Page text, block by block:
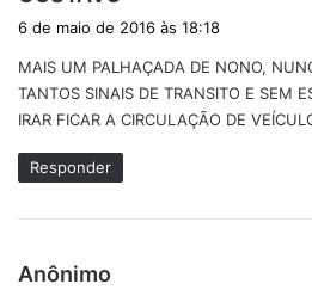
i
s
e
:
6 de maio de 2016 às 18:18
MAIS UM PALHAÇADA DE NONO,
TANTOS SINAIS DE TRANSITO E SEM
IRAR FICAR A CIRCULAÇÃO DE
Responder
Anônimo